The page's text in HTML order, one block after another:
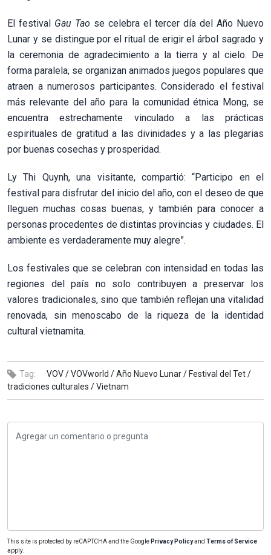
El festival Gau Tao se celebra el tercer día del Año Nuevo
Lunar y se distingue por el ritual de erigir el árbol sagrado y
la ceremonia de agradecimiento a la tierra y al cielo. De
forma paralela, se organizan animados juegos populares que
atraen a numerosos participantes. Considerado el festival
más relevante del año para la comunidad étnica Mong, se
encuentra estrechamente vinculado a las prácticas
espirituales de gratitud a las divinidades y a las plegarias
por buenas cosechas y prosperidad.
Ly Thi Quynh, una visitante, compartió: “Participo en el
festival para disfrutar del inicio del año, con el deseo de que
lleguen muchas cosas buenas, y también para conocer a
personas procedentes de distintas provincias y ciudades. El
ambiente es verdaderamente muy alegre”.
Los festivales que se celebran con intensidad en todas las
regiones del país no solo contribuyen a preservar los
valores tradicionales, sino que también reflejan una vitalidad
renovada, sin menoscabo de la riqueza de la identidad
cultural vietnamita.
Tag: VOV /VOVworld /Año Nuevo Lunar / Festival del Tet /
tradiciones culturales /Vietnam
This site is protected by reCAPTCHA and the Google Privacy Policyand Terms of Service
apply.